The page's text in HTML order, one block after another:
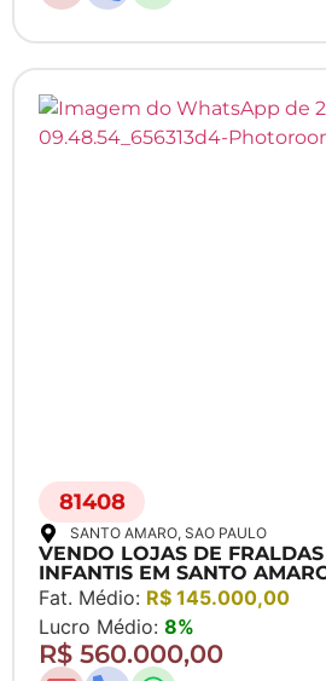
81408
SANTO AMARO, SAO PAULO
VENDO LOJAS DE
INFANTIS EM SANTO
Fat. Médio: R$ 145.000,00
Lucro Médio: 8%
R$ 560.000,00